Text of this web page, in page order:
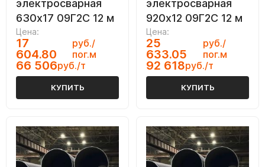
электросварная
630х17 09Г2С 12 м
Цена:
17
604.80
руб./
пог.м
66 506руб./т
КУПИТЬ
электросварная
920х12 09Г2С 12 м
Цена:
25
633.05
руб./
пог.м
92 618руб./т
КУПИТЬ